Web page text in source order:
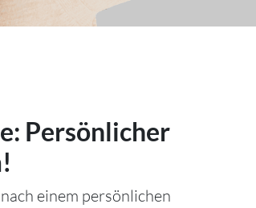
Persönlicher
einem persönlichen